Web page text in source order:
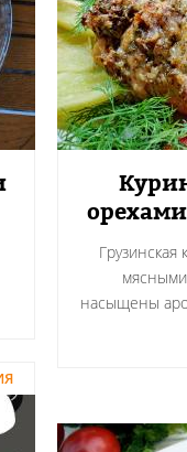
Грузинская
насыщены